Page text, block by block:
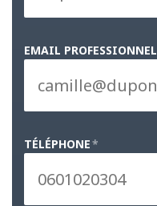
EMAIL PROFESSIONNEL
TÉLÉPHONE*